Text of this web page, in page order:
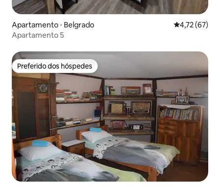
Apartamento ⋅ Belgrado 4,72 de uma
4,72 (67)
Apartamento 5
Preferido dos hóspedes
Preferido dos hóspedes